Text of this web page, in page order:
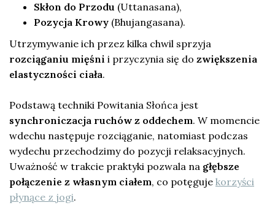
Skłon do Przodu (Uttanasana),
Pozycja Krowy (Bhujangasana).
Utrzymywanie ich przez kilka chwil sprzyja
rozciąganiu mięśni i przyczynia się do zwiększenia
elastyczności ciała.
Podstawą techniki Powitania Słońca jest
synchroniczacja ruchów z oddechem. W momencie
wdechu następuje rozciąganie, natomiast podczas
wydechu przechodzimy do pozycji relaksacyjnych.
Uważność w trakcie praktyki pozwala na głębsze
połączenie z własnym ciałem, co potęguje korzyści
płynące z jogi.